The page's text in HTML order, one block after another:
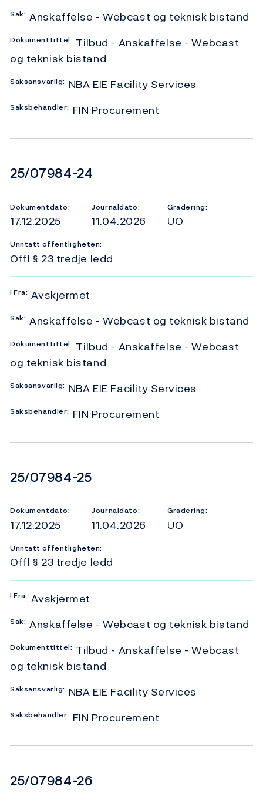
Sak: Anskaffelse - Webcast og teknisk bistand
Dokumenttittel: Tilbud - Anskaffelse - Webcast
og teknisk bistand
Saksansvarlig: NBA EIE Facility Services
Saksbehandler: FIN Procurement
Dokumentnummer
25/07984-24
Dokumentdato:
17.12.2025
Journaldato:
11.04.2026
Gradering:
UO
Unntatt offentligheten:
Offl § 23 tredje ledd
I Fra: Avskjermet
Sak: Anskaffelse - Webcast og teknisk bistand
Dokumenttittel: Tilbud - Anskaffelse - Webcast
og teknisk bistand
Saksansvarlig: NBA EIE Facility Services
Saksbehandler: FIN Procurement
Dokumentnummer
25/07984-25
Dokumentdato:
17.12.2025
Journaldato:
11.04.2026
Gradering:
UO
Unntatt offentligheten:
Offl § 23 tredje ledd
I Fra: Avskjermet
Sak: Anskaffelse - Webcast og teknisk bistand
Dokumenttittel: Tilbud - Anskaffelse - Webcast
og teknisk bistand
Saksansvarlig: NBA EIE Facility Services
Saksbehandler: FIN Procurement
Dokumentnummer
25/07984-26